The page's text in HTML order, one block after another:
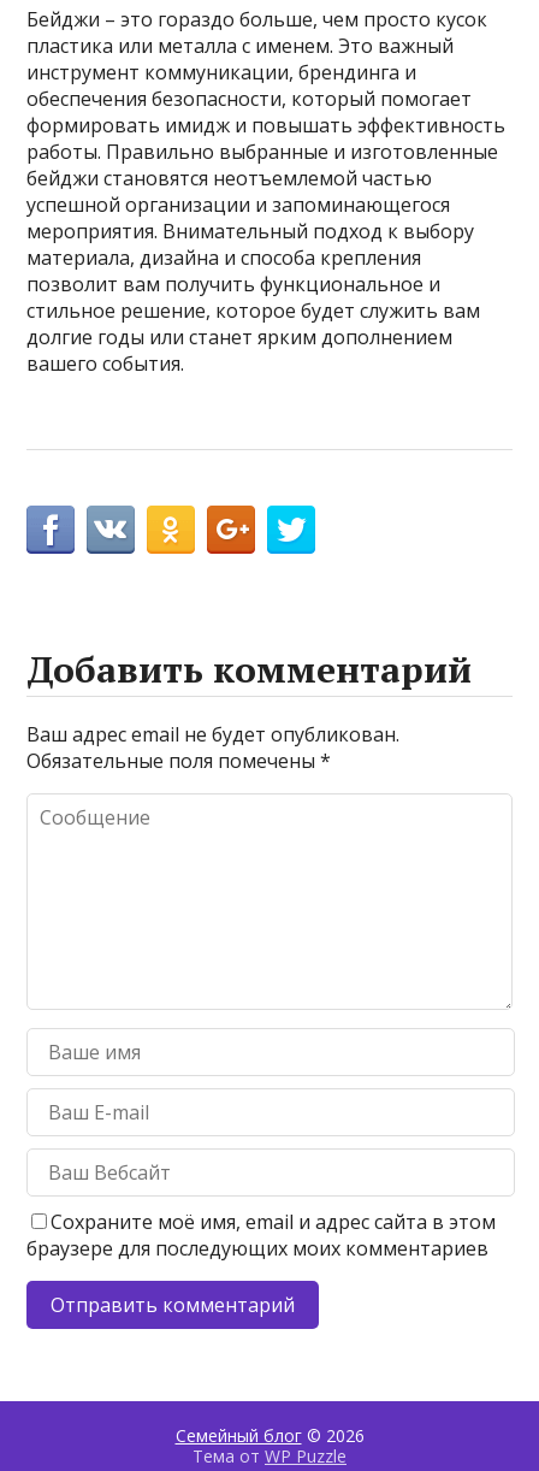
Бейджи – это гораздо больше, чем просто кусок
пластика или металла с именем. Это важный
инструмент коммуникации, брендинга и
обеспечения безопасности, который помогает
формировать имидж и повышать эффективность
работы. Правильно выбранные и изготовленные
бейджи становятся неотъемлемой частью
успешной организации и запоминающегося
мероприятия. Внимательный подход к выбору
материала, дизайна и способа крепления
позволит вам получить функциональное и
стильное решение, которое будет служить вам
долгие годы или станет ярким дополнением
вашего события.
Добавить комментарий
Ваш адрес email не будет опубликован.
Обязательные поля помечены*
Сохраните моё имя, email и адрес сайта в этом
браузере для последующих моих комментариев
Семейный блог© 2026
Тема от WP Puzzle